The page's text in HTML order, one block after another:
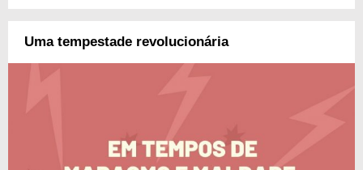
Uma tempestade revolucionária